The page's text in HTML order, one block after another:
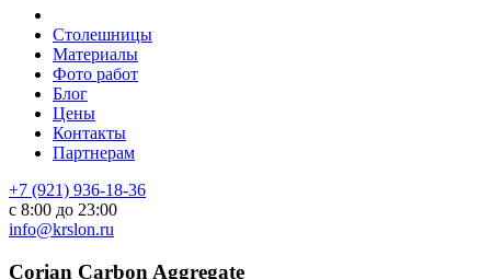
Столешницы
Материалы
Фото работ
Блог
Цены
Контакты
Партнерам
+7 (921) 936-18-36
с 8:00 до 23:00
info@krslon.ru
Corian Carbon Aggregate